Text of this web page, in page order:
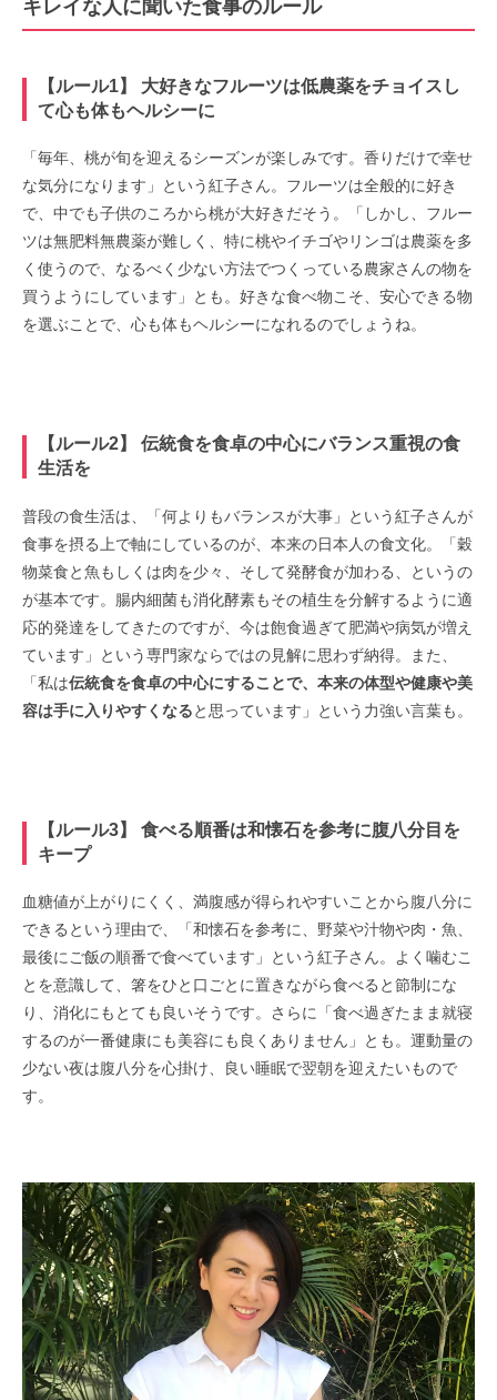
キレイな人に聞いた食事のルール
【ルール1】 大好きなフルーツは低農薬をチョイスし
て心も体もヘルシーに
「毎年、桃が旬を迎えるシーズンが楽しみです。香りだけで幸せ
な気分になります」という紅子さん。フルーツは全般的に好き
で、中でも子供のころから桃が大好きだそう。「しかし、フルー
ツは無肥料無農薬が難しく、特に桃やイチゴやリンゴは農薬を多
く使うので、なるべく少ない方法でつくっている農家さんの物を
買うようにしています」とも。好きな食べ物こそ、安心できる物
を選ぶことで、心も体もヘルシーになれるのでしょうね。
【ルール2】 伝統食を食卓の中心にバランス重視の食
生活を
普段の食生活は、「何よりもバランスが大事」という紅子さんが
食事を摂る上で軸にしているのが、本来の日本人の食文化。「穀
物菜食と魚もしくは肉を少々、そして発酵食が加わる、というの
が基本です。腸内細菌も消化酵素もその植生を分解するように適
応的発達をしてきたのですが、今は飽食過ぎて肥満や病気が増え
ています」という専門家ならではの見解に思わず納得。また、
「私は伝統食を食卓の中心にすることで、本来の体型や健康や美
容は手に入りやすくなると思っています」という力強い言葉も。
【ルール3】 食べる順番は和懐石を参考に腹八分目を
キープ
血糖値が上がりにくく、満腹感が得られやすいことから腹八分に
できるという理由で、「和懐石を参考に、野菜や汁物や肉・魚、
最後にご飯の順番で食べています」という紅子さん。よく噛むこ
とを意識して、箸をひと口ごとに置きながら食べると節制にな
り、消化にもとても良いそうです。さらに「食べ過ぎたまま就寝
するのが一番健康にも美容にも良くありません」とも。運動量の
少ない夜は腹八分を心掛け、良い睡眠で翌朝を迎えたいもので
す。